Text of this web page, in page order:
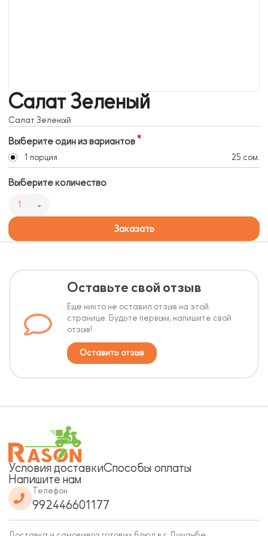
Салат Зеленый
Салат Зеленый
Выберите один из вариантов
1 порция 25 сом.
Выберите количество
1
Заказать
Оставьте свой отзыв
Еще никто не оставил отзыв на этой
странице. Будьте первым, напишите свой
отзыв!
Оставить отзыв
Условия доставкиСпособы оплаты
Напишите нам
Телефон
992446601177